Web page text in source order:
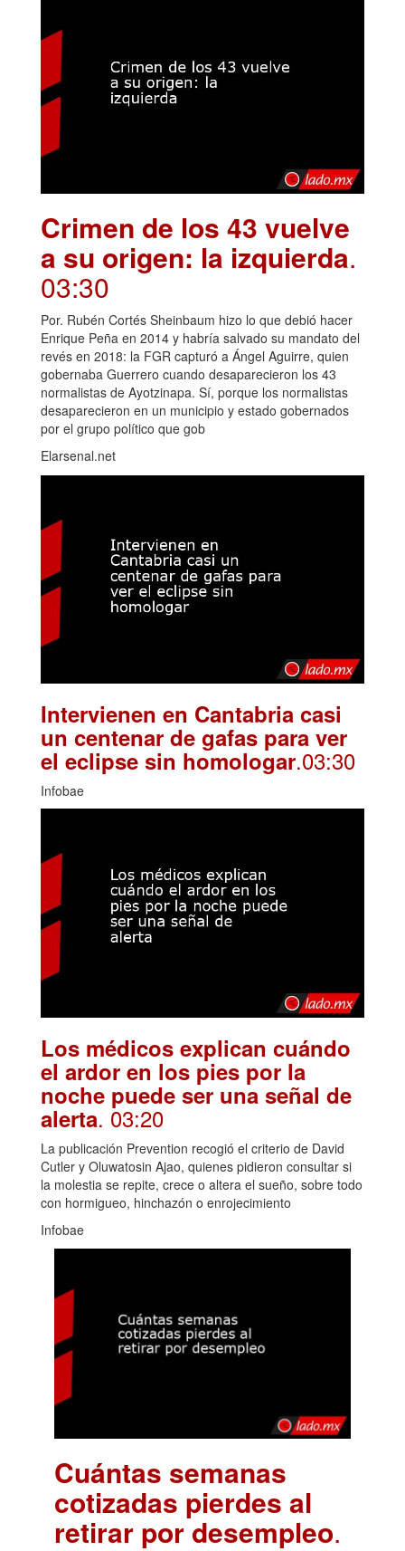
Crimen de los 43 vuelve
a su origen: la izquierda.
03:30
Por. Rubén Cortés Sheinbaum hizo lo que debió hacer
Enrique Peña en 2014 y habría salvado su mandato del
revés en 2018: la FGR capturó a Ángel Aguirre, quien
gobernaba Guerrero cuando desaparecieron los 43
normalistas de Ayotzinapa. Sí, porque los normalistas
desaparecieron en un municipio y estado gobernados
por el grupo político que gob
Elarsenal.net
Intervienen en Cantabria casi
un centenar de gafas para ver
el eclipse sin homologar.03:30
Infobae
Los médicos explican cuándo
el ardor en los pies por la
noche puede ser una señal de
alerta. 03:20
La publicación Prevention recogió el criterio de David
Cutler y Oluwatosin Ajao, quienes pidieron consultar si
la molestia se repite, crece o altera el sueño, sobre todo
con hormigueo, hinchazón o enrojecimiento
Infobae
Cuántas semanas
cotizadas pierdes al
retirar por desempleo.